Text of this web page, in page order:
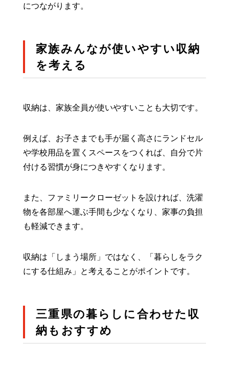
につながります。
家族みんなが使いやすい収納
を考える
収納は、家族全員が使いやすいことも大切です。
例えば、お子さまでも手が届く高さにランドセル
や学校用品を置くスペースをつくれば、自分で片
付ける習慣が身につきやすくなります。
また、ファミリークローゼットを設ければ、洗濯
物を各部屋へ運ぶ手間も少なくなり、家事の負担
も軽減できます。
収納は「しまう場所」ではなく、「暮らしをラク
にする仕組み」と考えることがポイントです。
三重県の暮らしに合わせた収
納もおすすめ